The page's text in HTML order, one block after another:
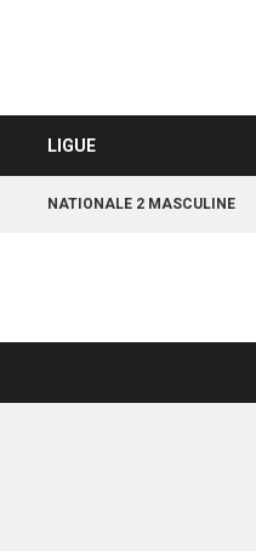
LIGUE
NATIONALE 2 MASCULINE